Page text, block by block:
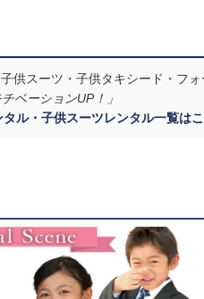
子供スーツ・子供タキシード・フ
モチベーションUP！」
ル・子供スーツレンタル一覧は